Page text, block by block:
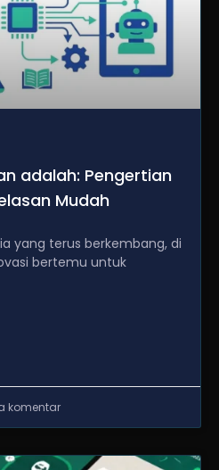
adalah: Pengertian
Mudah
yang terus berkembang, di
bertemu untuk
komentar